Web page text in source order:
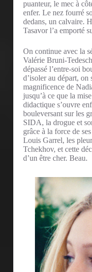
puanteur, le mec à
enfer. Le nez fourré
dedans, un calvaire.
Tasavor l’a emporté
On continue avec la
Valérie Bruni-
dépassé l’entre-soi
d’isoler au départ, on
magnificence de
jusqu’à ce que la
didactique s’ouvre
bouleversant sur les
SIDA, la drogue et
grâce à la force de
Louis Garrel, les
Tchekhov, et cette
d’un être cher. Beau.